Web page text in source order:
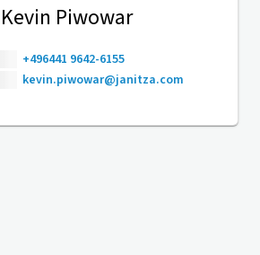
Kevin Piwowar
+496441 9642-6155
kevin.piwowar@janitza.com